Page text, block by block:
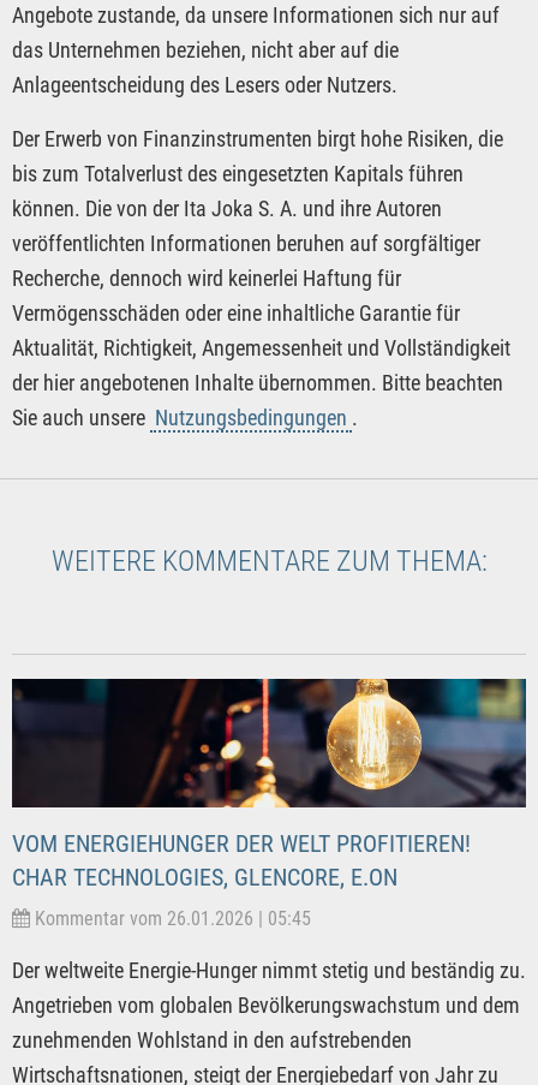
Angebote zustande, da unsere Informationen sich nur auf
das Unternehmen beziehen, nicht aber auf die
Anlageentscheidung des Lesers oder Nutzers.
Der Erwerb von Finanzinstrumenten birgt hohe Risiken, die
bis zum Totalverlust des eingesetzten Kapitals führen
können. Die von der Ita Joka S. A. und ihre Autoren
veröffentlichten Informationen beruhen auf sorgfältiger
Recherche, dennoch wird keinerlei Haftung für
Vermögensschäden oder eine inhaltliche Garantie für
Aktualität, Richtigkeit, Angemessenheit und Vollständigkeit
der hier angebotenen Inhalte übernommen. Bitte beachten
Sie auch unsere Nutzungsbedingungen .
WEITERE KOMMENTARE ZUM THEMA:
VOM ENERGIEHUNGER DER WELT PROFITIEREN!
CHAR TECHNOLOGIES, GLENCORE, E.ON
Kommentar vom 26.01.2026 | 05:45
Der weltweite Energie-Hunger nimmt stetig und beständig zu.
Angetrieben vom globalen Bevölkerungswachstum und dem
zunehmenden Wohlstand in den aufstrebenden
Wirtschaftsnationen, steigt der Energiebedarf von Jahr zu